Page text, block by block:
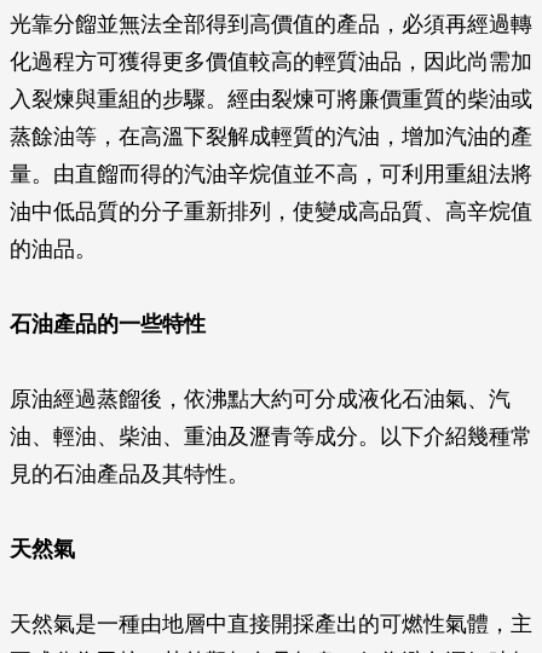
光靠分餾並無法全部得到高價值的產品，必須再經過轉
化過程方可獲得更多價值較高的輕質油品，因此尚需加
入裂煉與重組的步驟。經由裂煉可將廉價重質的柴油或
蒸餘油等，在高溫下裂解成輕質的汽油，增加汽油的產
量。由直餾而得的汽油辛烷值並不高，可利用重組法將
油中低品質的分子重新排列，使變成高品質、高辛烷值
的油品。
石油產品的一些特性
原油經過蒸餾後，依沸點大約可分成液化石油氣、汽
油、輕油、柴油、重油及瀝青等成分。以下介紹幾種常
見的石油產品及其特性。
天然氣
天然氣是一種由地層中直接開採產出的可燃性氣體，主